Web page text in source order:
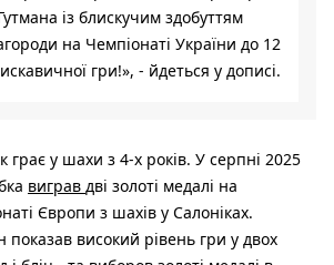
із блискучим здобуттям
на Чемпіонаті України до 12
гри!», - йдеться у дописі.
грає у шахи з 4-х років. У серпні 2025
виграв дві золоті медалі на
Європи з шахів у Салоніках.
високий рівень гри у двох